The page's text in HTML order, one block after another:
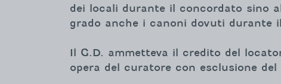
dei locali durante il concordato sino
grado anche i canoni dovuti durante
Il G.D. ammetteva il credito del
opera del curatore con esclusione del